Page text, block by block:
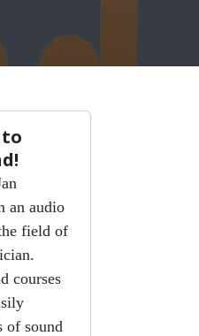
to
an audio
field of
courses
of sound